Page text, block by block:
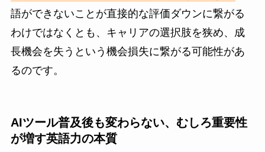
語ができないことが直接的な評価ダウンに繋がる
わけではなくとも、キャリアの選択肢を狭め、成
長機会を失うという機会損失に繋がる可能性があ
るのです。
AIツール普及後も変わらない、むしろ重要性
が増す英語力の本質